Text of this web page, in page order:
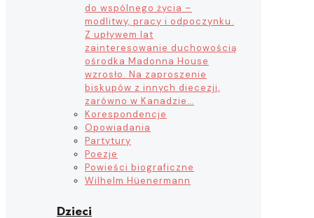
do wspólnego życia –
modlitwy, pracy i odpoczynku.
Z upływem lat
zainteresowanie duchowością
ośrodka Madonna House
wzrosło. Na zaproszenie
biskupów z innych diecezji,
zarówno w Kanadzie…
Korespondencje
Opowiadania
Partytury
Poezje
Powieści biograficzne
Wilhelm Hüenermann
Dzieci